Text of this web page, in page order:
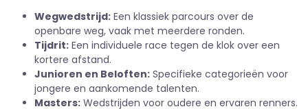
Wegwedstrijd: Een klassiek parcours over de
openbare weg, vaak met meerdere ronden.
Tijdrit: Een individuele race tegen de klok over een
kortere afstand.
Junioren en Beloften: Specifieke categorieën voor
jongere en aankomende talenten.
Masters: Wedstrijden voor oudere en ervaren renners.